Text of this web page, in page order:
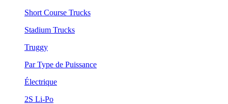
Short Course Trucks
Stadium Trucks
Truggy
Par Type de Puissance
Électrique
2S Li-Po